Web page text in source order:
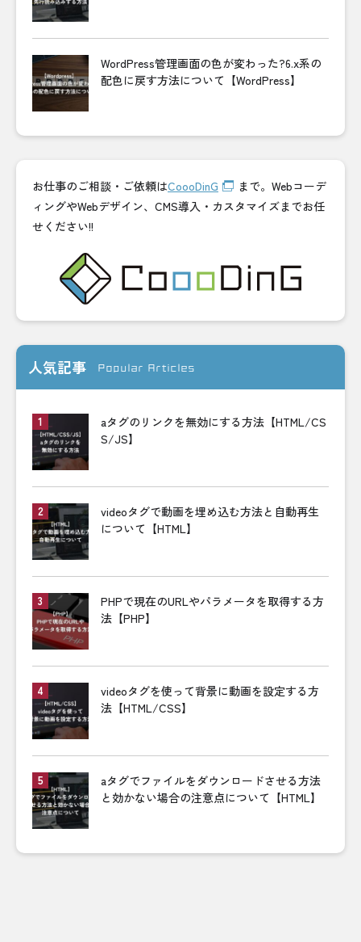
WordPress管理画面の色が変わった?6.x系の
配色に戻す方法について【WordPress】
お仕事のご相談・ご依頼はCoooDinG
まで。Webコーデ
ィングやWebデザイン、CMS導入・カスタマイズまでお任
せください!!
人気記事 Popular Articles
aタグのリンクを無効にする方法【HTML/CS
S/JS】
videoタグで動画を埋め込む方法と自動再生
について【HTML】
PHPで現在のURLやパラメータを取得する方
法【PHP】
videoタグを使って背景に動画を設定する方
法【HTML/CSS】
aタグでファイルをダウンロードさせる方法
と効かない場合の注意点について【HTML】